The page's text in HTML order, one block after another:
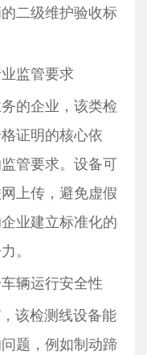
二级维护验收标
监管要求
的企业，该类检
证明的核心依
管要求。设备可
上传，避免虚假
业建立标准化的
。
辆运行安全性
该检测线设备能
题，例如制动蹄